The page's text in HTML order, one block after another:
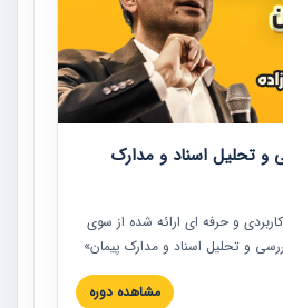
و تحلیل اسناد و مدارک
و حرفه‏ ای ارائه شده از سوی
و تحلیل اسناد و مدارک پیمان»
شریف ارائه شد. در این آموزش
و مدارک پیمان، اولویت بندی اسناد
مشاهده دوره